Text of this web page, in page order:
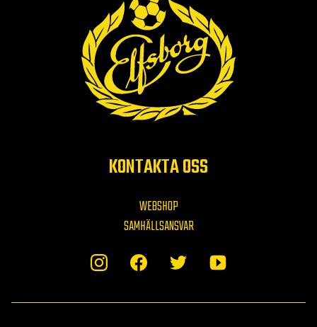
KONTAKTA OSS
WEBSHOP
SAMHÄLLSANSVAR